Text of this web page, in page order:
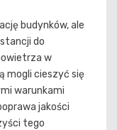
budynków, ale
do
w
mogli cieszyć się
warunkami
jakości
tego